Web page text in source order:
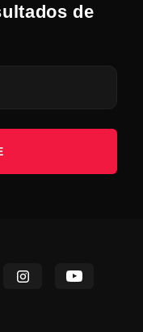
de